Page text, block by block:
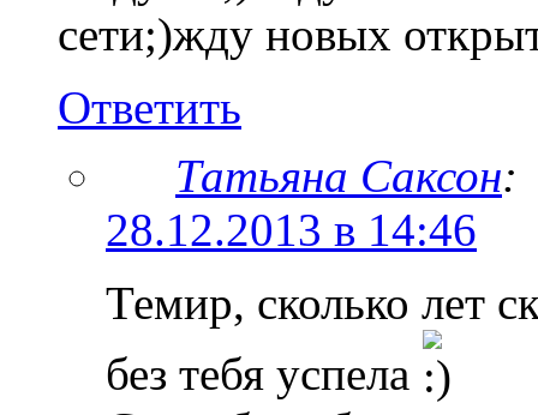
сети;)жду новых
Ответить
Татьяна Саксон:
28.12.2013 в 14:46
Темир, сколько лет
без тебя успела